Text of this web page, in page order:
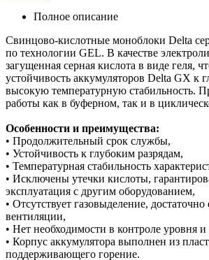
Полное описание
Свинцово-кислотные моноблоки Delta
по технологии GEL. В качестве
загущенная серная кислота в виде геля,
устойчивость аккумуляторов Delta GX к
высокую температурную стабильность.
работы как в буферном, так и в
Особенности и преимущества:
• Продолжительный срок службы,
• Устойчивость к глубоким разрядам,
• Температурная стабильность
• Исключены утечки кислоты,
эксплуатация с другим оборудованием,
• Отсутствует газовыделение, достаточно
вентиляции,
• Нет необходимости в контроле уровня
• Корпус аккумулятора выполнен из
поддерживающего горение.